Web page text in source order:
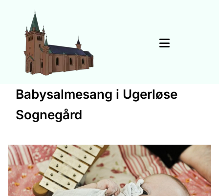
Babysalmesang i Ugerløse
Sognegård